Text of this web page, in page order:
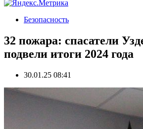
Безопасность
32 пожара: спасатели
подвели итоги 2024 года
30.01.25 08:41